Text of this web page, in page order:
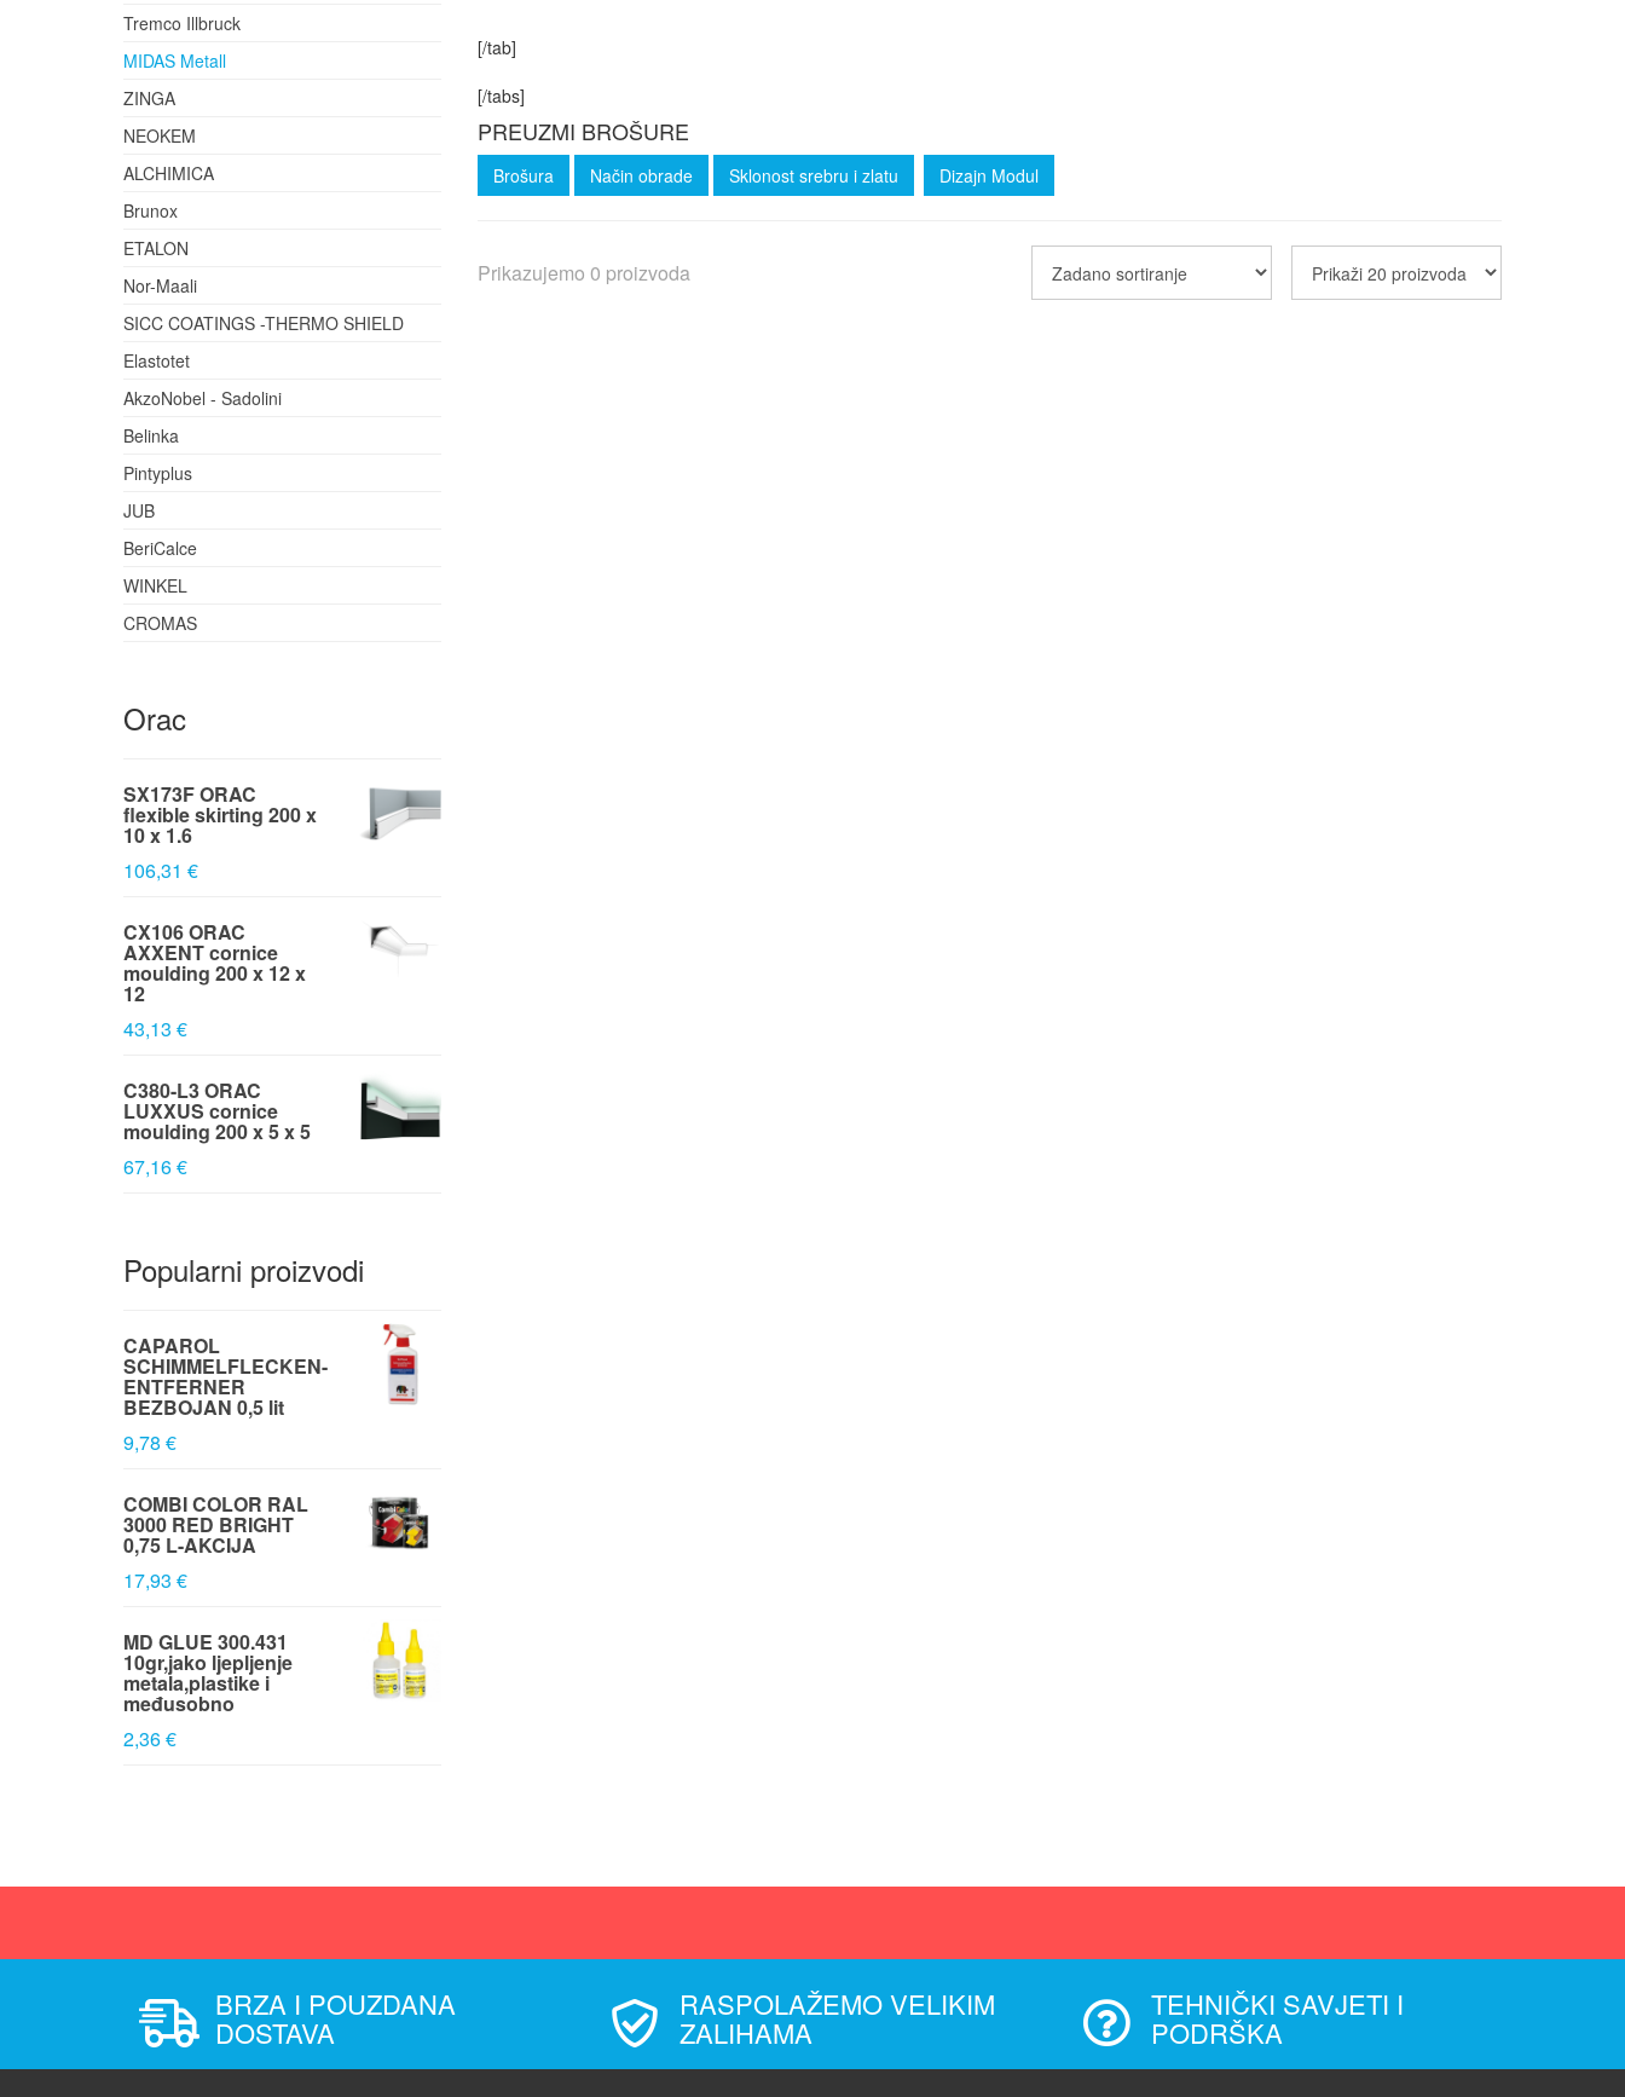
Tremco Illbruck
MIDAS Metall
ZINGA
NEOKEM
ALCHIMICA
Brunox
ETALON
Nor-Maali
SICC COATINGS -THERMO SHIELD
Elastotet
AkzoNobel - Sadolini
Belinka
Pintyplus
JUB
BeriCalce
WINKEL
CROMAS
Orac
SX173F ORAC
flexible skirting 200 x
10 x 1.6
106,31 €
CX106 ORAC
AXXENT cornice
moulding 200 x 12 x
12
43,13 €
C380-L3 ORAC
LUXXUS cornice
moulding 200 x 5 x 5
67,16 €
Popularni proizvodi
CAPAROL
SCHIMMELFLECKEN-
ENTFERNER
BEZBOJAN 0,5 lit
9,78 €
COMBI COLOR RAL
3000 RED BRIGHT
0,75 L-AKCIJA
17,93 €
MD GLUE 300.431
10gr,jako ljepljenje
metala,plastike i
međusobno
2,36 €
[/tab]
[/tabs]
PREUZMI BROŠURE
Brošura Način obrade Sklonost srebru i zlatu Dizajn Modul
Prikazujemo 0 proizvoda
BRZA I POUZDANA
DOSTAVA
RASPOLAŽEMO VELIKIM
ZALIHAMA
TEHNIČKI SAVJETI I
PODRŠKA